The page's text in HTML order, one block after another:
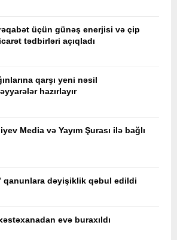
üçün günəş enerjisi və çip
tədbirləri açıqladı
qarşı yeni nəsil
hazırlayır
Media və Yayım Şurası ilə bağlı
qanunlara dəyişiklik qəbul edildi
evə buraxıldı